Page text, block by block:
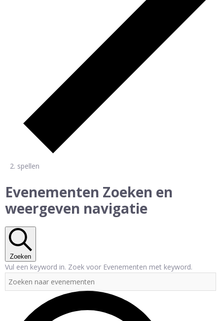
spellen
Evenementen
Evenementen Zoeken en
weergeven navigatie
Zoeken
Vul een keyword in. Zoek voor Evenementen met keyword.